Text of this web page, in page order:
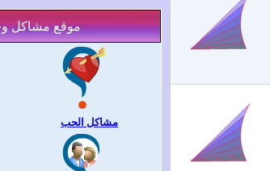
موقع مشاكل
مشاكل الحب